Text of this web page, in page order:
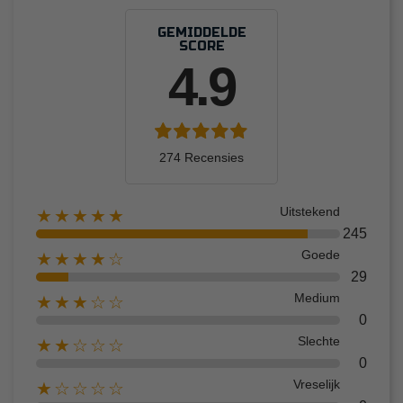
verbeteren van kracht, uithoudingsvermogen en herstel,
met behoud van de kwaliteit en veiligheid die atleten eisen.
GEMIDDELDE
SCORE
4.9
274 Recensies
★★★★★ Uitstekend
245
★★★★☆ Goede
29
★★★☆☆ Medium
0
★★☆☆☆ Slechte
0
★☆☆☆☆ Vreselijk